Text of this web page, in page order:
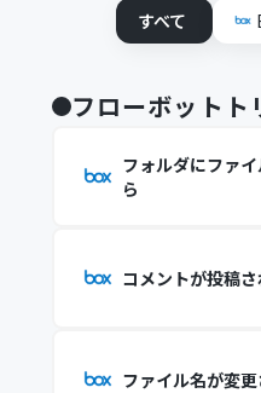
すべて
フローボットト
フォルダにファ
ら
コメントが投稿さ
ファイル名が変